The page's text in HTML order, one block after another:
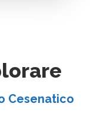
Cesenatico